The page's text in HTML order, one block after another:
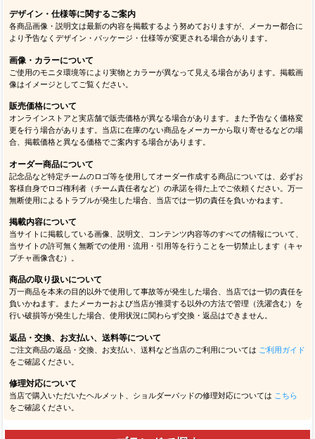
デザイン・仕様等に関するご案内
各商品画像・説明文は最新の内容を掲載するよう努めておりますが、メーカー都合に
より予告なくデザイン・パッケージ・仕様等が変更される場合があります。
画像・カラーについて
ご使用のモニタ環境等により実物とカラーが異なって見える場合があります。掲載画
像はイメージとしてご覧ください。
販売価格について
オンラインストアと実店舗で販売価格が異なる場合があります。また予告なく価格変
更を行う場合があります。当店に在庫のない商品をメーカーから取り寄せるなどの場
合、掲載価格と異なる価格でご案内する場合があります。
オーダー商品について
記念品など特定チームのロゴ等を使用してオーダー作成する商品については、必ずお
客様自身でロゴ権利者（チーム責任者など）の承諾を得た上でご依頼ください。万一
無断使用によるトラブルが発生した場合、当店では一切の責任を負いかねます。
掲載内容について
当サイトに掲載している画像、説明文、コンテンツ内容等のすべての情報について、
当サイトの許可無く無断での使用・流用・引用等を行うことを一切禁止します（キャ
プチャ画像含む）。
商品の取り扱いについて
万一商品を本来の目的以外で使用して事故等が発生した場合、当店では一切の責任を
負いかねます。またメーカーおよび当店が推奨する以外の方法で管理（洗濯含む）を
行い破損等が発生した場合、使用状況に関わらず交換・返品はできません。
返品・交換、お支払い、送料等について
ご注文商品の返品・交換、お支払い、送料など当店のご利用については ご利用ガイド
をご確認ください。
修理対応について
当店で購入いただいたヘルメット、ショルダーパッドの修理対応については こちら
をご確認ください。